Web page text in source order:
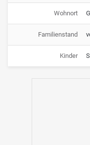
Wohnort
Familienstand
Kinder